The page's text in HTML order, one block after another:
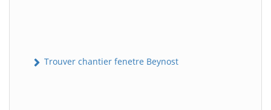
Trouver chantier fenetre Beynost